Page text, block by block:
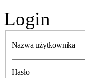
Login
Nazwa użytkownika
Hasło